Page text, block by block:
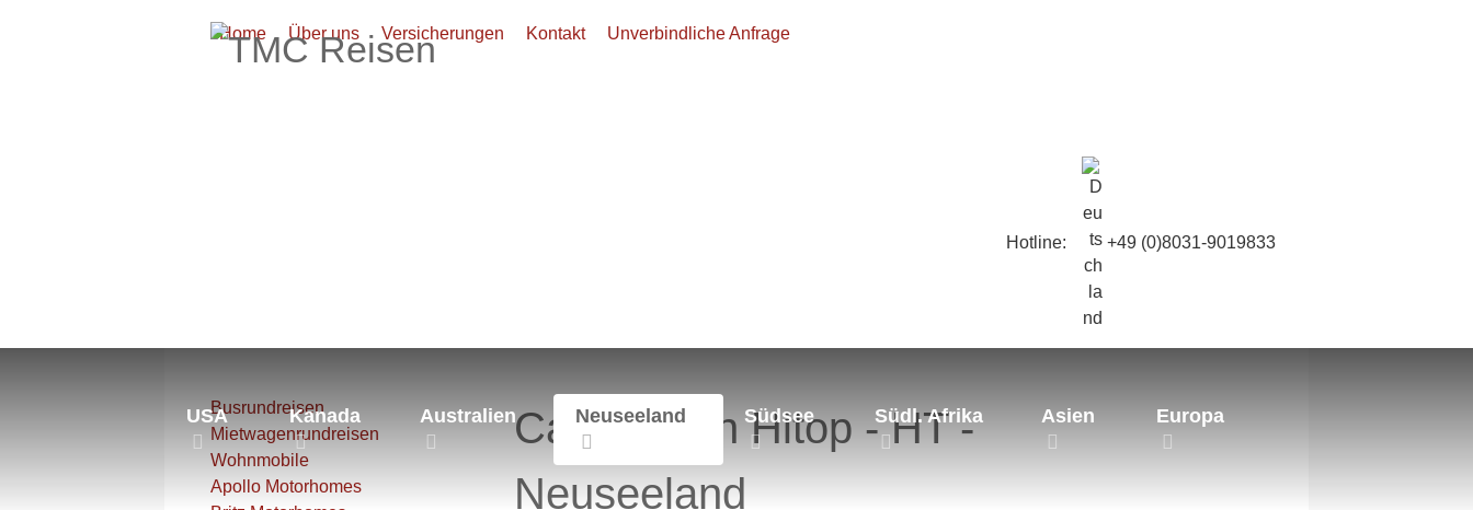
Home Über uns Versicherungen Kontakt Unverbindliche Anfrage
Hotline: +49 (0)8031-9019833
USA Kanada Australien Neuseeland Südsee Südl. Afrika Asien Europa
Busrundreisen
Mietwagenrundreisen
Wohnmobile
Apollo Motorhomes
Campervan Hitop - HT -
Neuseeland